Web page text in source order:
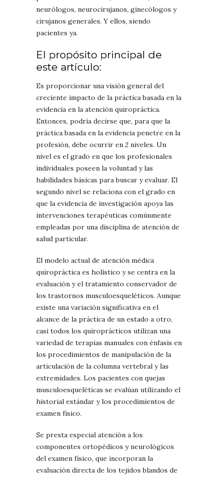
neurólogos, neurocirujanos, ginecólogos y
cirujanos generales. Y ellos, siendo
pacientes ya.
El propósito principal de
este artículo:
Es proporcionar una visión general del
creciente impacto de la práctica basada en la
evidencia en la atención quiropráctica.
Entonces, podría decirse que, para que la
práctica basada en la evidencia penetre en la
profesión, debe ocurrir en 2 niveles. Un
nivel es el grado en que los profesionales
individuales poseen la voluntad y las
habilidades básicas para buscar y evaluar. El
segundo nivel se relaciona con el grado en
que la evidencia de investigación apoya las
intervenciones terapéuticas comúnmente
empleadas por una disciplina de atención de
salud particular.
El modelo actual de atención médica
quiropráctica es holístico y se centra en la
evaluación y el tratamiento conservador de
los trastornos musculoesqueléticos. Aunque
existe una variación significativa en el
alcance de la práctica de un estado a otro,
casi todos los quiroprácticos utilizan una
variedad de terapias manuales con énfasis en
los procedimientos de manipulación de la
articulación de la columna vertebral y las
extremidades. Los pacientes con quejas
musculoesqueléticas se evalúan utilizando el
historial estándar y los procedimientos de
examen físico.
Se presta especial atención a los
componentes ortopédicos y neurológicos
del examen físico, que incorporan la
evaluación directa de los tejidos blandos de